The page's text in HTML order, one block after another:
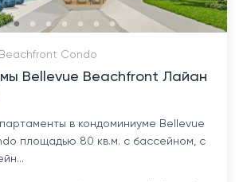
Condo
Bellevue Beachfront Лайан
в кондоминиуме Bellevue
площадью 80 кв.м. с бассейном, с